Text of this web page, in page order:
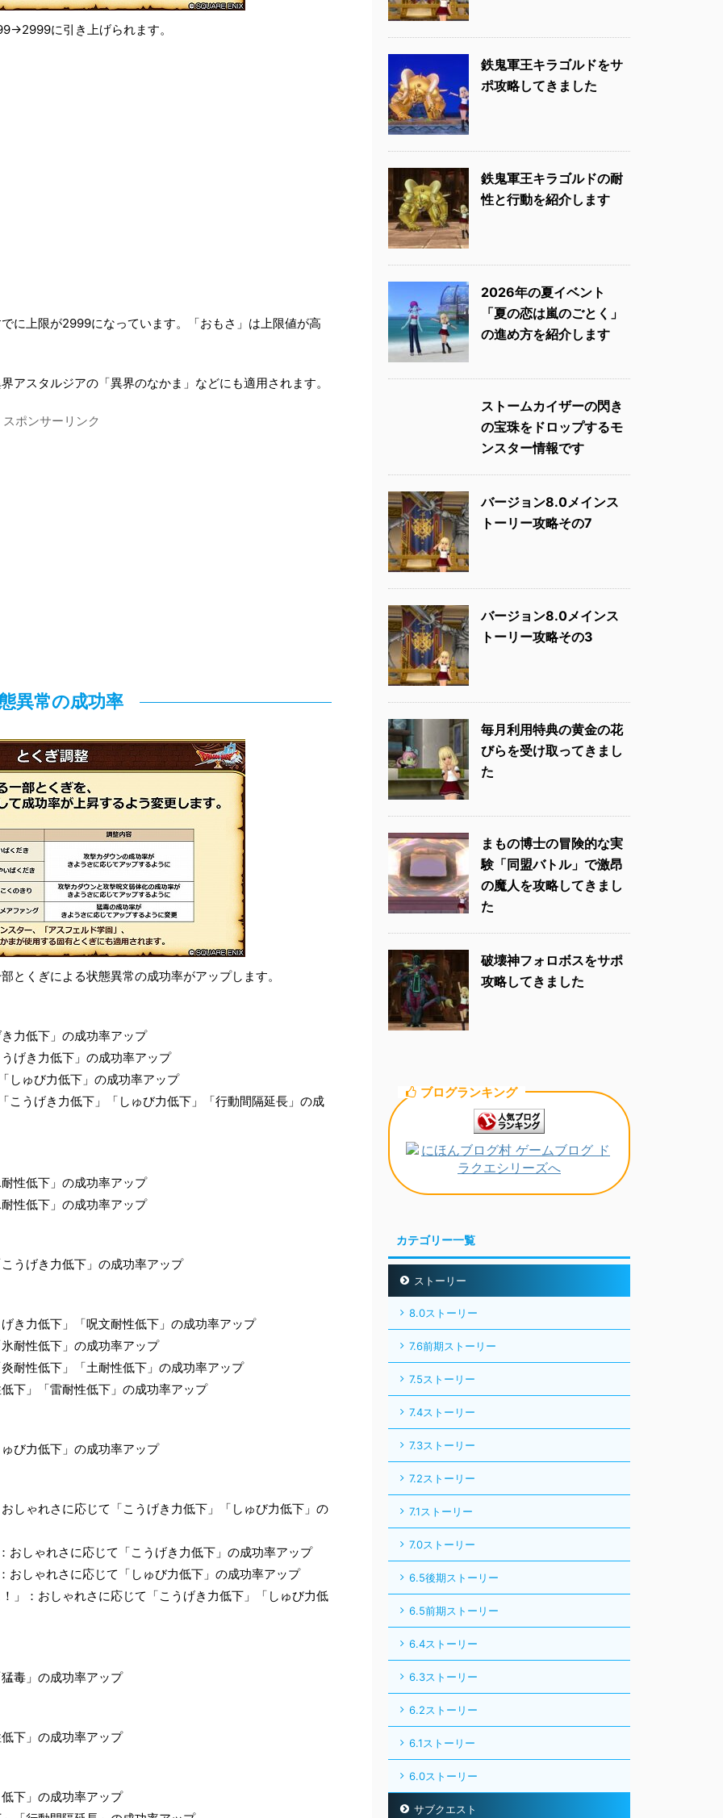
に引き上げられます。
に上限が2999になっています。「おもさ」は上限値が高
アスタルジアの「異界のなかま」などにも適用されます。
スポンサーリンク
異常の成功率
とくぎによる状態異常の成功率がアップします。
力低下」の成功率アップ
げき力低下」の成功率アップ
しゅび力低下」の成功率アップ
こうげき力低下」「しゅび力低下」「行動間隔延長」の成
性低下」の成功率アップ
性低下」の成功率アップ
うげき力低下」の成功率アップ
き力低下」「呪文耐性低下」の成功率アップ
耐性低下」の成功率アップ
耐性低下」「土耐性低下」の成功率アップ
下」「雷耐性低下」の成功率アップ
び力低下」の成功率アップ
しゃれさに応じて「こうげき力低下」「しゅび力低下」の
おしゃれさに応じて「こうげき力低下」の成功率アップ
おしゃれさに応じて「しゅび力低下」の成功率アップ
」：おしゃれさに応じて「こうげき力低下」「しゅび力低
毒」の成功率アップ
下」の成功率アップ
下」の成功率アップ
鉄鬼軍王キラゴルドをサ
ポ攻略してきました
鉄鬼軍王キラゴルドの耐
性と行動を紹介します
2026年の夏イベント
「夏の恋は嵐のごとく」
の進め方を紹介します
ストームカイザーの閃き
の宝珠をドロップするモ
ンスター情報です
バージョン8.0メインス
トーリー攻略その7
バージョン8.0メインス
トーリー攻略その3
毎月利用特典の黄金の花
びらを受け取ってきまし
た
まもの博士の冒険的な実
験「同盟バトル」で激昂
の魔人を攻略してきまし
た
破壊神フォロボスをサポ
攻略してきました
ブログランキング
カテゴリー一覧
ストーリー
8.0ストーリー
7.6前期ストーリー
7.5ストーリー
7.4ストーリー
7.3ストーリー
7.2ストーリー
7.1ストーリー
7.0ストーリー
6.5後期ストーリー
6.5前期ストーリー
6.4ストーリー
6.3ストーリー
6.2ストーリー
6.1ストーリー
6.0ストーリー
サブクエスト